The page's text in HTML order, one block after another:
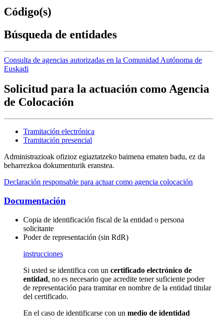
Código(s)
Búsqueda de entidades
Consulta de agencias autorizadas en la Comunidad Autónoma de
Euskadi
Solicitud para la actuación como Agencia
de Colocación
Tramitación electrónica
Tramitación presencial
Administrazioak ofizioz egiaztatzeko baimena ematen badu, ez da
beharrezkoa dokumenturik eranstea.
Declaración responsable para actuar como agencia colocación
Documentación
Copia de identificación fiscal de la entidad o persona
solicitante
Poder de representación (sin RdR)
instrucciones
Si usted se identifica con un certificado electrónico de
entidad, no es necesario que acredite tener suficiente poder
de representación para tramitar en nombre de la entidad titular
del certificado.
En el caso de identificarse con un medio de identidad